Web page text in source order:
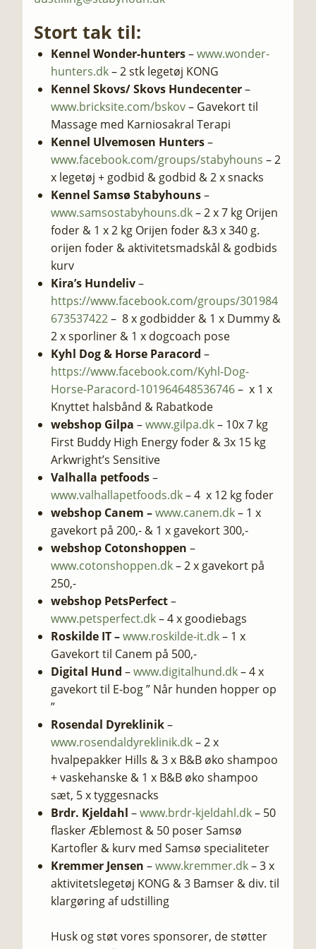
​Stort tak til:​
Kennel Wonder-hunters–www.wonder-
hunters.dk– 2 stk legetøj KONG
Kennel Skovs/ Skovs Hundecenter–
www.bricksite.com/bskov– Gavekort til
Massage med Karniosakral Terapi
Kennel Ulvemosen Hunters–
www.facebook.com/groups/stabyhouns – 2
x legetøj + godbid & godbid & 2 x snacks
Kennel Samsø Stabyhouns–
www.samsostabyhouns.dk– 2 x 7 kg Orijen
foder & 1 x 2 kg Orijen foder &3 x 340 g.
orijen foder & aktivitetsmadskål & godbids
kurv
Kira’s Hundeliv–
https://www.facebook.com/groups/301984
673537422– 8 x godbidder & 1 x Dummy &
2 x sporliner & 1 x dogcoach pose
Kyhl Dog & Horse Paracord –
https://www.facebook.com/Kyhl-Dog-
Horse-Paracord-101964648536746– x 1 x
Knyttet halsbånd & Rabatkode
webshop Gilpa –www.gilpa.dk– 10x 7 kg
First Buddy High Energy foder & 3x 15 kg
Arkwright’s Sensitive
Valhalla petfoods–
www.valhallapetfoods.dk– 4 x 12 kg foder
webshop Canem –www.canem.dk– 1 x
gavekort på 200,- & 1 x gavekort 300,-
webshop Cotonshoppen –
www.cotonshoppen.dk– 2 x gavekort på
250,-
webshop PetsPerfect–
www.petsperfect.dk– 4 x goodiebags
Roskilde IT –www.roskilde-it.dk– 1 x
Gavekort til Canem på 500,-
Digital Hund –www.digitalhund.dk– 4 x
gavekort til E-bog ” Når hunden hopper op
”
Rosendal Dyreklinik–
www.rosendaldyreklinik.dk– 2 x
hvalpepakker Hills & 3 x B&B øko shampoo
+ vaskehanske & 1 x B&B øko shampoo
sæt, 5 x tyggesnacks
Brdr. Kjeldahl –www.brdr-kjeldahl.dk– 50
flasker Æblemost & 50 poser Samsø
Kartofler & kurv med Samsø specialiteter
Kremmer Jensen –www.kremmer.dk– 3 x
aktivitetslegetøj KONG & 3 Bamser & div. til
klargøring af udstilling
​Husk og støt vores sponsorer, de støtter